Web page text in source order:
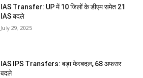
IAS Transfer: UP में 10 जिलों के डीएम समेत 21
IAS बदले
July 29, 2025
IAS IPS Transfers: बड़ा फेरबदल, 68 अफसर
बदले